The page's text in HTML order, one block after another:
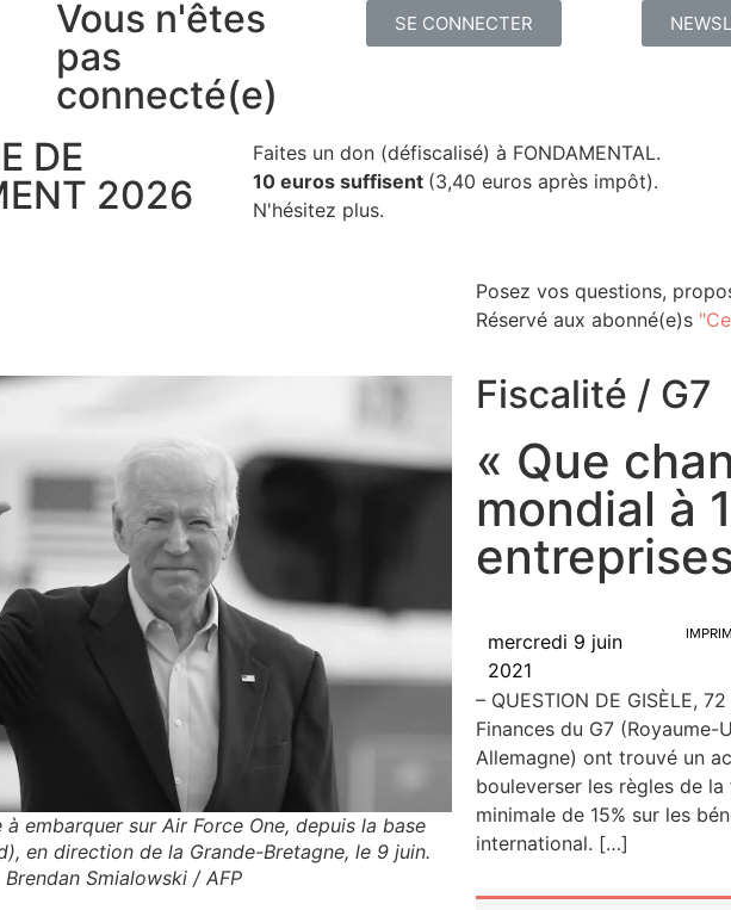
Vous n'êtes
pas
connecté(e)
SE CONNECTER
DE
2026
Faites un don (défiscalisé) à FONDAMENTAL.
10 euros suffisent (3,40 euros après impôt).
N'hésitez plus.
Posez vos questions,
Réservé aux abonné(e)s
embarquer sur Air Force One, depuis la base
en direction de la Grande-Bretagne, le 9 juin.
Brendan Smialowski / AFP
Fiscalité / G7
« Que
mondial à
mercredi 9 juin
2021
– QUESTION DE GISÈLE,
Finances du G7 (Royaume-
Alle­magne) ont trou­vé un
bou­le­ver­ser les règles de
mini­male de 15% sur les
international. […]